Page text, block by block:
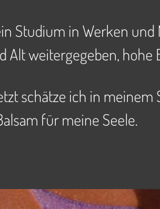
Studium in Werken
weitergegeben, hohe
schätze ich in meinem
für meine Seele.